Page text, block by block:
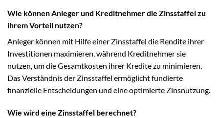
Wie können Anleger und Kreditnehmer die Zinsstaffel zu
ihrem Vorteil nutzen?
Anleger können mit Hilfe einer Zinsstaffel die Rendite ihrer
Investitionen maximieren, während Kreditnehmer sie
nutzen, um die Gesamtkosten ihrer Kredite zu minimieren.
Das Verständnis der Zinsstaffel ermöglicht fundierte
finanzielle Entscheidungen und eine optimierte Zinsnutzung.
Wie wird eine Zinsstaffel berechnet?